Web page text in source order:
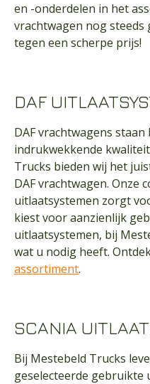
en -onderdelen in het
vrachtwagen nog steeds
tegen een scherpe prijs!
DAF
DAF vrachtwagens
indrukwekkende
Trucks bieden wij het
DAF vrachtwagen. Onze
uitlaatsystemen zorgt
kiest voor aanzienlijk
uitlaatsystemen, bij
wat u nodig heeft.
assortiment.
SCANIA
Bij Mestebeld Trucks
geselecteerde gebruikte